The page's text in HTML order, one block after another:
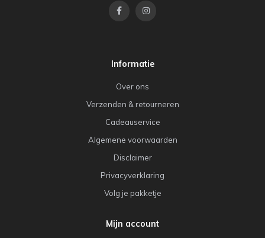
Informatie
Over ons
Verzenden & retourneren
Cadeauservice
Algemene voorwaarden
Disclaimer
Privacyverklaring
Volg je pakketje
Mijn account